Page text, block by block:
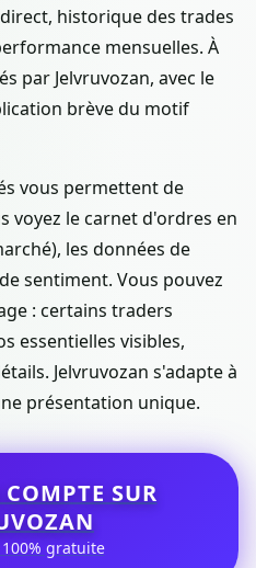
historique des trades
mensuelles. À
par Jelvruvozan, avec le
brève du motif
vous permettent de
voyez le carnet d'ordres en
les données de
sentiment. Vous pouvez
: certains traders
essentielles visibles,
Jelvruvozan s'adapte à
présentation unique.
SUR
gratuite